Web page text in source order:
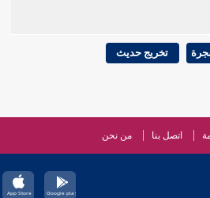
تخريج حديث
اتصل بنا من نحن